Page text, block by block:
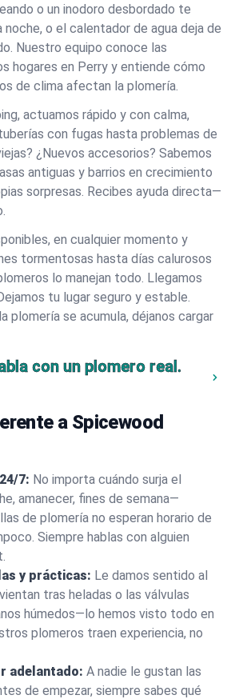
o un inodoro desbordado te
o el calentador de agua deja de
Nuestro equipo conoce las
hogares en Perry y entiende cómo
de clima afectan la plomería.
actuamos rápido y con calma,
con fugas hasta problemas de
¿Nuevos accesorios? Sabemos
antiguas y barrios en crecimiento
sorpresas. Recibes ayuda directa—
en cualquier momento y
tormentosas hasta días calurosos
lo manejan todo. Llegamos
tu lugar seguro y estable.
plomería se acumula, déjanos cargar
con un plomero real.
a Spicewood
7: No importa cuándo surja el
amanecer, fines de semana—
de plomería no esperan horario de
Siempre hablas con alguien
y prácticas: Le damos sentido al
tras heladas o las válvulas
húmedos—lo hemos visto todo en
plomeros traen experiencia, no
adelantado: A nadie le gustan las
de empezar, siempre sabes qué